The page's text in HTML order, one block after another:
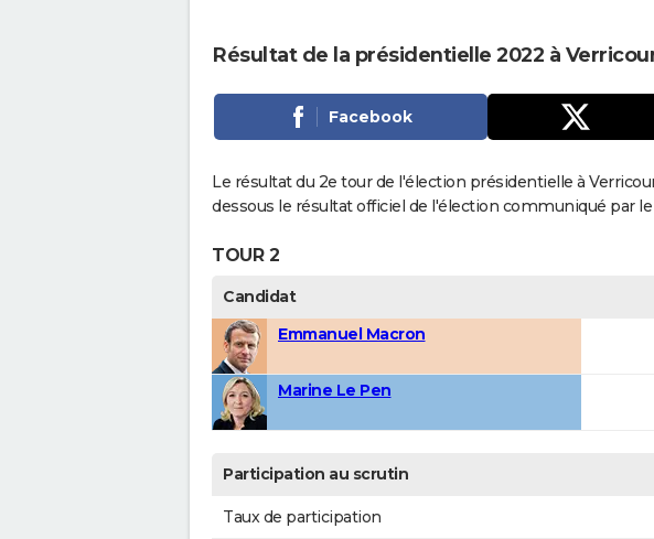
Résultat de la présidentielle 2022 à
Facebook
Le résultat du 2e tour de l'élection présidentielle à
dessous le résultat officiel de l'élection communiqué par
TOUR 2
Candidat
Emmanuel Macron
Marine Le Pen
Participation au scrutin
Taux de participation